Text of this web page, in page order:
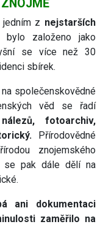
z nejstarších
bylo založeno jako
se více než 30
sbírek.
společenskovědné
věd se řadí
fotoarchiv,
Přírodovědné
znojemského
se pak dále dělí na
ani dokumentaci
zaměřilo na